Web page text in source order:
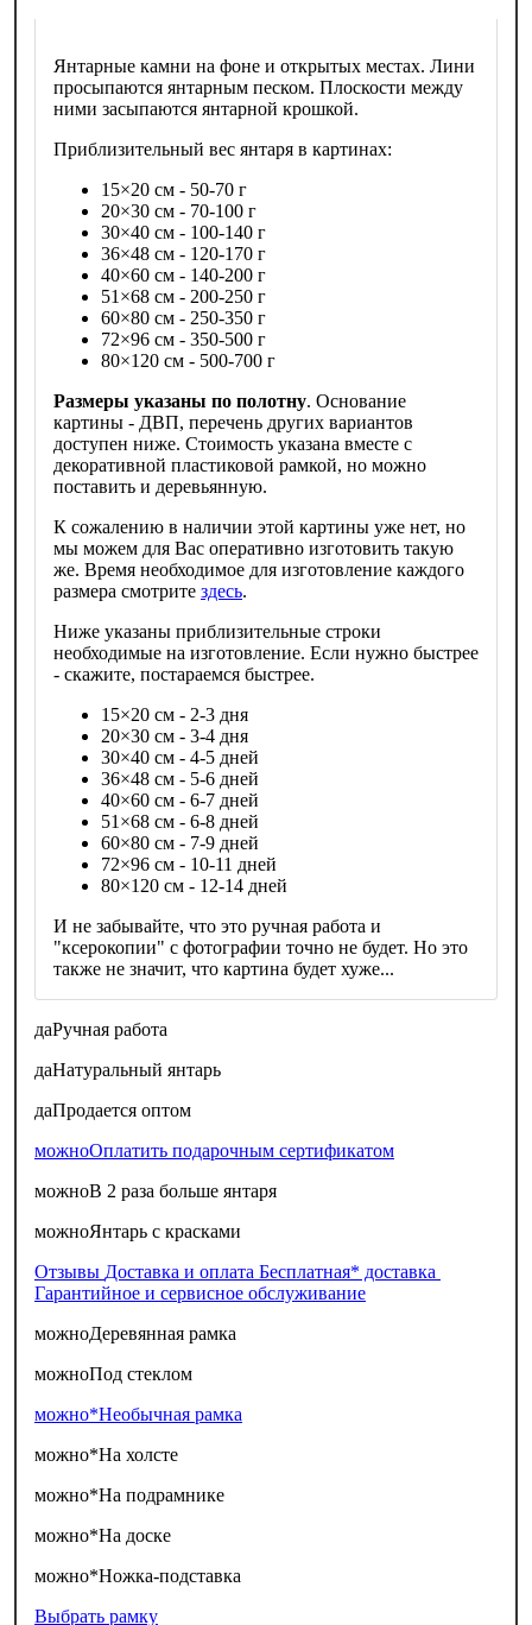
Янтарные камни на фоне и открытых местах. Лини
просыпаются янтарным песком. Плоскости между
ними засыпаются янтарной крошкой.
Приблизительный вес янтаря в картинах:
15×20 см - 50-70 г
20×30 см - 70-100 г
30×40 см - 100-140 г
36×48 см - 120-170 г
40×60 см - 140-200 г
51×68 см - 200-250 г
60×80 см - 250-350 г
72×96 см - 350-500 г
80×120 см - 500-700 г
Размеры указаны по полотну. Основание
картины - ДВП, перечень других вариантов
доступен ниже. Стоимость указана вместе с
декоративной пластиковой рамкой, но можно
поставить и деревьянную.
К сожалению в наличии этой картины уже нет, но
мы можем для Вас оперативно изготовить такую
же. Время необходимое для изготовление каждого
размера смотрите здесь.
Ниже указаны приблизительные строки
необходимые на изготовление. Если нужно быстрее
- скажите, постараемся быстрее.
15×20 см - 2-3 дня
20×30 см - 3-4 дня
30×40 см - 4-5 дней
36×48 см - 5-6 дней
40×60 см - 6-7 дней
51×68 см - 6-8 дней
60×80 см - 7-9 дней
72×96 см - 10-11 дней
80×120 см - 12-14 дней
И не забывайте, что это ручная работа и
"ксерокопии" с фотографии точно не будет. Но это
также не значит, что картина будет хуже...
даРучная работа
даНатуральный янтарь
даПродается оптом
можноОплатить подарочным сертификатом
можноВ 2 раза больше янтаря
можноЯнтарь с красками
Отзывы Доставка и оплата Бесплатная* доставка
Гарантийное и сервисное обслуживание
можноДеревянная рамка
можноПод стеклом
можно*Необычная рамка
можно*На холсте
можно*На подрамнике
можно*На доске
можно*Ножка-подставка
Выбрать рамку